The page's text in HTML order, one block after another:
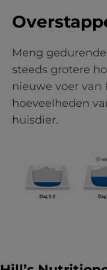
Meng
steeds grotere
nieuwe voer van
hoeveelheden
huisdier.